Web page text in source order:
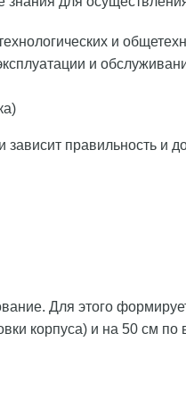
и
и
правильность и
Для этого
корпуса) и на 50 см